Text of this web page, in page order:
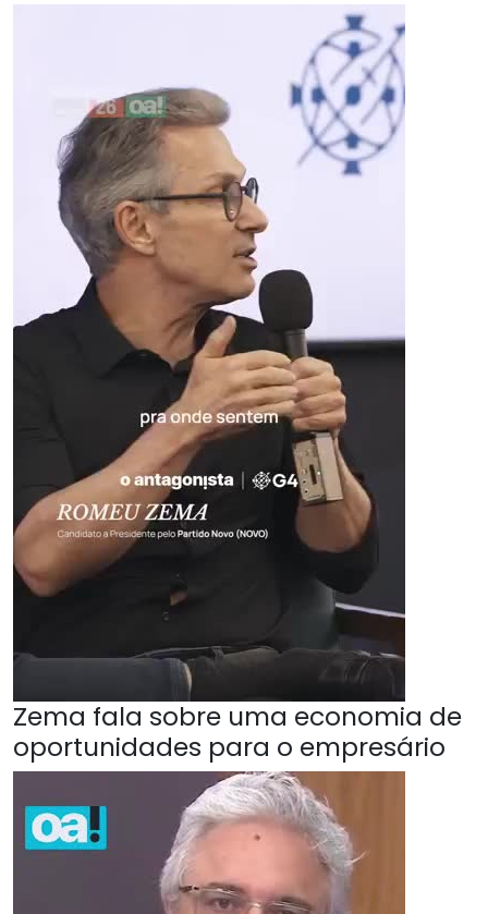
Zema fala sobre uma economia de
oportunidades para o empresário